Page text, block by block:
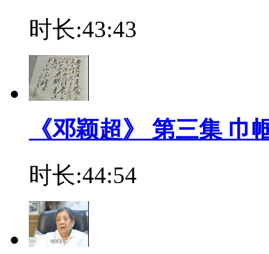
时长:43:43
《邓颖超》 第三集 巾
时长:44:54